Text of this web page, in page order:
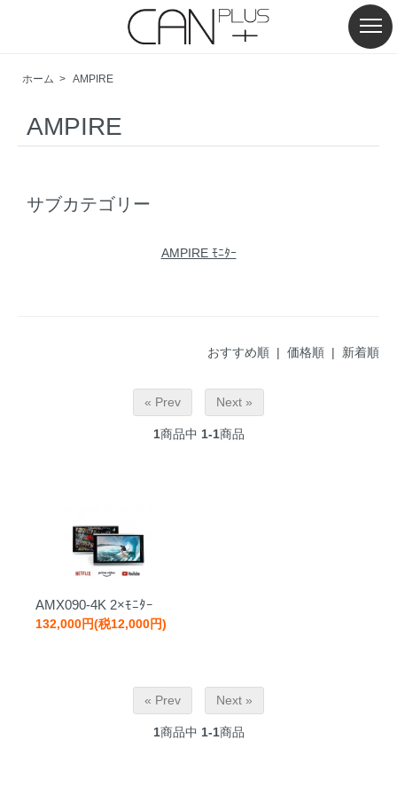
ホーム > AMPIRE
AMPIRE
サブカテゴリー
AMPIRE ﾓﾆﾀｰ
おすすめ順 | 価格順 | 新着順
« Prev Next »
1商品中 1-1商品
AMX090-4K 2×ﾓﾆﾀｰ
132,000円(税12,000円)
« Prev Next »
1商品中 1-1商品